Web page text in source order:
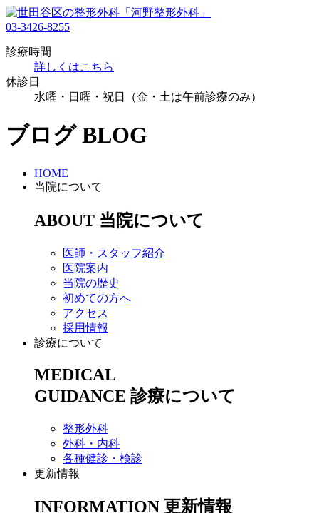
03-3426-8255
診療時間
詳しくはこちら
休診日
水曜・日曜・祝日（金・土は午前診療のみ）
ブログ BLOG
HOME
当院について
ABOUT 当院について
医師・スタッフ紹介
医院案内
当院の歴史
初めての方へ
アクセス
採用情報
診療について
MEDICAL
GUIDANCE 診療について
整形外科
外科・内科
各種健診・検診
更新情報
INFORMATION 更新情報